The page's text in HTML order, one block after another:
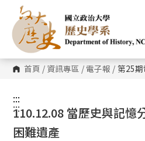
主
要
內
區
塊 首頁 / 資訊專區 / 電子報 / 第25
:::
:::
110.12.08 當歷史與記憶
困難遺產